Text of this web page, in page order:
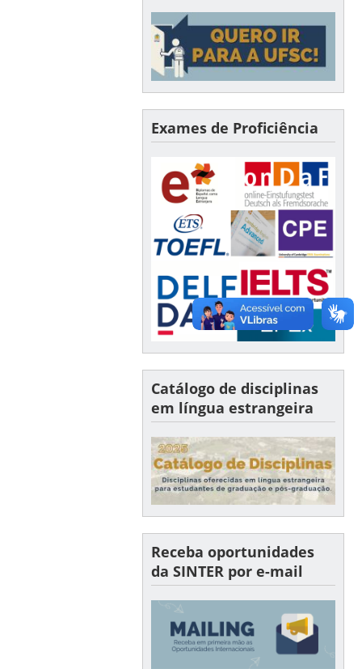
Exames de Proficiência
Catálogo de disciplinas
em língua estrangeira
Receba oportunidades
da SINTER por e-mail